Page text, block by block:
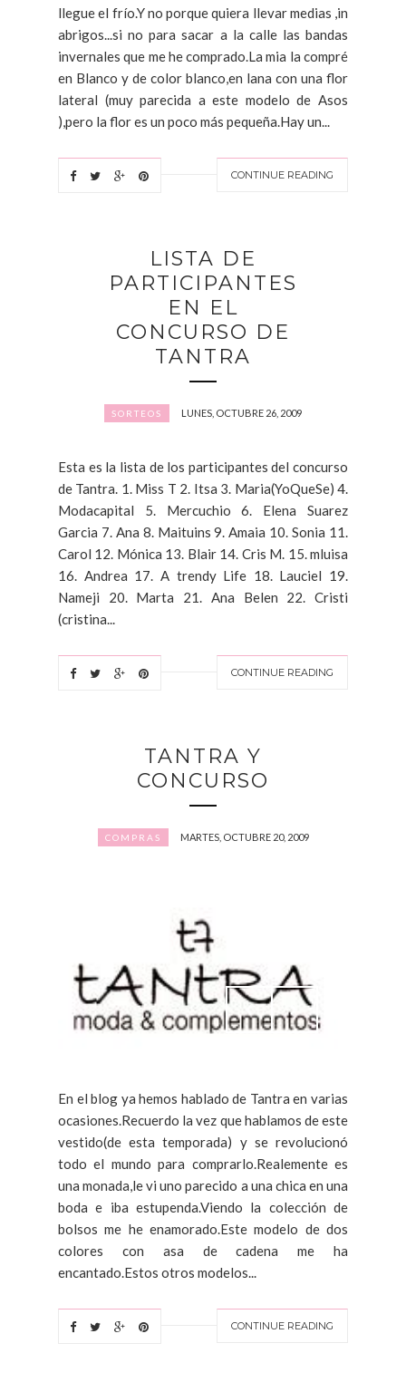
llegue el frío.Y no porque quiera llevar medias ,in
abrigos...si no para sacar a la calle las bandas
invernales que me he comprado.La mia la compré
en Blanco y de color blanco,en lana con una flor
lateral (muy parecida a este modelo de Asos
),pero la flor es un poco más pequeña.Hay un...
CONTINUE READING
LISTA DE
PARTICIPANTES
EN EL
CONCURSO DE
TANTRA
SORTEOS LUNES, OCTUBRE 26, 2009
Esta es la lista de los participantes del concurso
de Tantra. 1. Miss T 2. Itsa 3. Maria(YoQueSe) 4.
Modacapital 5. Mercuchio 6. Elena Suarez
Garcia 7. Ana 8. Maituins 9. Amaia 10. Sonia 11.
Carol 12. Mónica 13. Blair 14. Cris M. 15. mluisa
16. Andrea 17. A trendy Life 18. Lauciel 19.
Nameji 20. Marta 21. Ana Belen 22. Cristi
(cristina...
CONTINUE READING
TANTRA Y
CONCURSO
COMPRAS MARTES, OCTUBRE 20, 2009
En el blog ya hemos hablado de Tantra en varias
ocasiones.Recuerdo la vez que hablamos de este
vestido(de esta temporada) y se revolucionó
todo el mundo para comprarlo.Realemente es
una monada,le vi uno parecido a una chica en una
boda e iba estupenda.Viendo la colección de
bolsos me he enamorado.Este modelo de dos
colores con asa de cadena me ha
encantado.Estos otros modelos...
CONTINUE READING